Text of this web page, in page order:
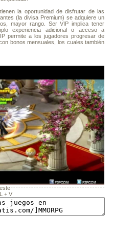
la oportunidad de disfrutar de las
(la divisa Premium) se adquiere un
mayor rango. Ser VIP implica tener
experiencia adicional o acceso a
permite a los jugadores progresar de
bonos mensuales, los cuales también
+ V